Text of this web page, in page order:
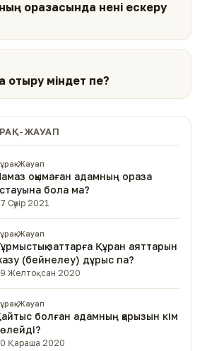
оразасында нені ескеру
отыру міндет пе?
ЖАУАП
Жауап
оқымаған адамның ораза
бола ма?
Сәуір 2021
Жауап
заттарға Құран аяттарын
(бейнелеу) дұрыс па?
Желтоқсан 2020
Жауап
болған адамның қарызын кім
Қараша 2020